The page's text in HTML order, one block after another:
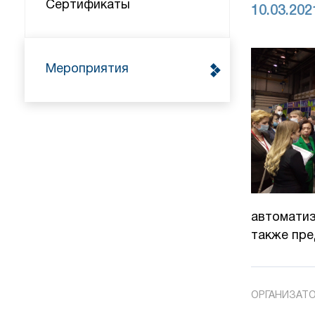
Сертификаты
Мероприятия
также